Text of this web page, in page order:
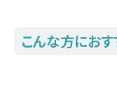
こんな方におす